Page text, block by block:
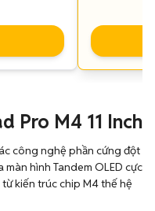
Pro M4 11 Inch
công nghệ phần cứng đột
hình Tandem OLED cực
kiến trúc chip M4 thế hệ